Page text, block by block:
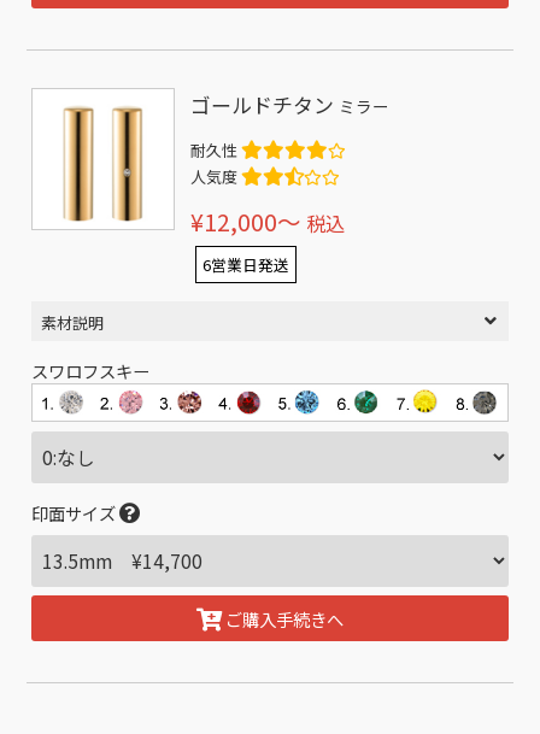
ゴールドチタン ミラー
耐久性
人気度
¥12,000〜 税込
6営業日発送
素材説明
スワロフスキー
印面サイズ
ご購入手続きへ